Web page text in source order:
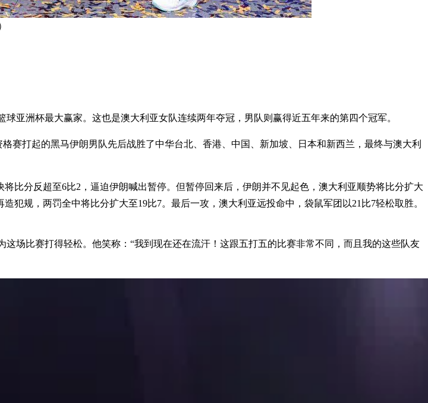
亚洲杯最大赢家。这也是澳大利亚女队连续两年夺冠，男队则赢得近五年来的第四个冠军。
赛打起的黑马伊朗男队先后战胜了中华台北、香港、中国、新加坡、日本和新西兰，最终与澳大利
比分反超至6比2，逼迫伊朗喊出暂停。但暂停回来后，伊朗并不见起色，澳大利亚顺势将比分扩大
犯规，两罚全中将比分扩大至19比7。最后一攻，澳大利亚远投命中，袋鼠军团以21比7轻松取胜。
场比赛打得轻松。他笑称：“我到现在还在流汗！这跟五打五的比赛非常不同，而且我的这些队友